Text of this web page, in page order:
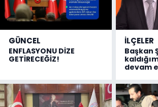
GÜNCEL
ENFLASYONU DİZE
GETİRECEĞİZ!
İLÇELER
Başkan
devam